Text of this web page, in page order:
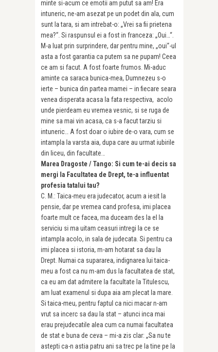
minte si-acum ce emotii am putut sa am! Era
intuneric, ne-am asezat pe un podet din ala, cum
sunt la tara, si am intrebat-o: „Vrei sa fii prietena
mea?“. Si raspunsul ei a fost in franceza: „Oui…“.
M-a luat prin surprindere, dar pentru mine, „oui“-ul
asta a fost garantia ca putem sa ne pupam! Ceea
ce am si facut. A fost foarte frumos. Mi-aduc
aminte ca saraca bunica-mea, Dumnezeu s-o
ierte – bunica din partea mamei – in fiecare seara
venea disperata acasa la fata respectiva, acolo
unde pierdeam eu vremea vesnic, si se ruga de
mine sa mai vin acasa, ca s-a facut tarziu si
intuneric… A fost doar o iubire de-o vara, cum se
intampla la varsta aia, dupa care au urmat iubirile
din liceu, din facultate…
Marea Dragoste / Tango: Si cum te-ai decis sa
mergi la Facultatea de Drept, te-a influentat
profesia tatalui tau?
C. M.: Taica-meu era judecator, acum a iesit la
pensie, dar pe vremea cand profesa, imi placea
foarte mult ce facea, ma du­ceam des la el la
serviciu si ma uitam ceasuri intregi la ce se
intampla acolo, in sala de judecata. Si pentru ca
imi placea si istoria, m-am hotarat sa dau la
Drept. Numai ca supararea, indignarea lui tai­ca-
meu a fost ca nu m-am dus la facultatea de stat,
ca eu am dat admitere la facultate la Titulescu,
am luat examenul si dupa aia am plecat la mare.
Si taica-meu, pentru faptul ca nici macar n-am
vrut sa incerc sa dau la stat – atunci inca mai
erau prejudecatile alea cum ca numai fa­cultatea
de stat e buna de ceva – mi-a zis clar: „Sa nu te
astepti ca-n astia patru ani sa trec pe la tine pe la